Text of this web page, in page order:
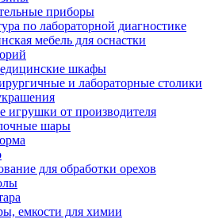
приборы
по лабораторной диагностике
мебель для оснастки
шкафы
и лабораторные столики
игрушки от производителя
шары
для обработки орехов
емкости для химии